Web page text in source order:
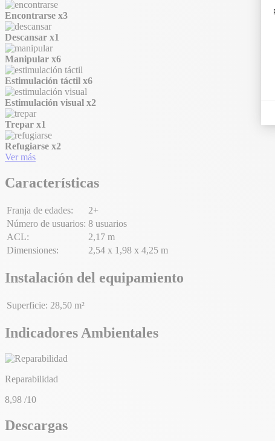
Encontrarse x3
Descansar x1
Manipular x6
Estimulación táctil x6
Estimulación visual x2
Trepar x1
Refugiarse x2
Ver más
Características
Franja de edades:
2+
Número de usuarios: 8 usuarios
ACL:
2,17 m
Dimensiones:
2,54 x 1,98 x 4,25 m
Instalación del equipamiento
Superficie: 28,50 m²
Indicadores Ambientales
Reparabilidad
8,98 /10
Descargas